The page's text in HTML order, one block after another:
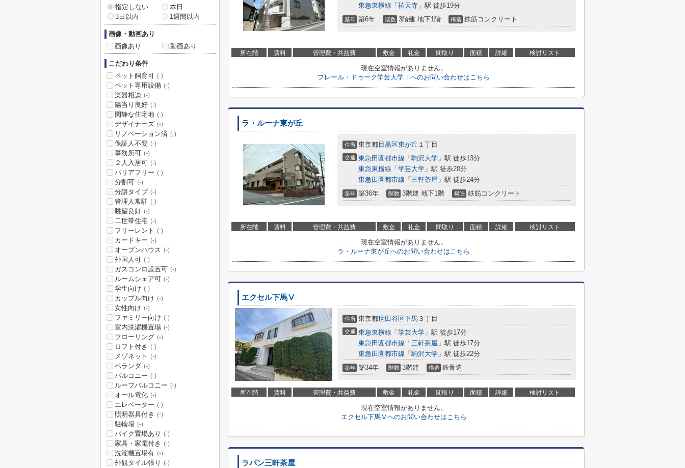
東急東横線 「 祐天寺 」駅 徒歩19分
築年 築6年 階数 3階建 地下1階 構造 鉄筋コンクリート
所在階 賃料 管理費・共益費 敷金 礼金 間取り 面積 詳細 検討リスト
現在空室情報がありません。
プレール・ドゥーク学芸大学Ⅱへのお問い合わせはこちら
ラ・ルーナ東が丘
住所 東京都目黒区東が丘 １丁目
交通 東急田園都市線 「駒沢大学 」駅 徒歩13分
東急東横線 「 学芸大学 」駅 徒歩20分
東急田園都市線 「 三軒茶屋 」駅 徒歩24分
築年 築36年 階数 3階建 地下1階 構造 鉄筋コンクリート
所在階 賃料 管理費・共益費 敷金 礼金 間取り 面積 詳細 検討リスト
現在空室情報がありません。
ラ・ルーナ東が丘へのお問い合わせはこちら
エクセル下馬Ⅴ
住所 東京都世田谷区下馬 ３丁目
交通 東急東横線 「 学芸大学 」駅 徒歩17分
東急田園都市線 「 三軒茶屋 」駅 徒歩17分
東急田園都市線 「駒沢大学 」駅 徒歩22分
築年 築34年 階数 3階建 構造 鉄骨造
所在階 賃料 管理費・共益費 敷金 礼金 間取り 面積 詳細 検討リスト
現在空室情報がありません。
エクセル下馬Ⅴへのお問い合わせはこちら
ラパン三軒茶屋
指定しない
本日
3日以内
1週間以内
画像・動画あり
画像あり
動画あり
こだわり条件
ペット飼育可 (-)
ペット専用設備 (-)
楽器相談 (-)
陽当り良好 (-)
閑静な住宅地 (-)
デザイナーズ (-)
リノベーション済 (-)
保証人不要 (-)
事務所可 (-)
２人入居可 (-)
バリアフリー (-)
分割可 (-)
分譲タイプ (-)
管理人常駐 (-)
眺望良好 (-)
二世帯住宅 (-)
フリーレント (-)
カードキー (-)
オープンハウス (-)
外国人可 (-)
ガスコンロ設置可 (-)
ルームシェア可 (-)
学生向け (-)
カップル向け (-)
女性向け (-)
ファミリー向け (-)
室内洗濯機置場 (-)
フローリング (-)
ロフト付き (-)
メゾネット (-)
ベランダ (-)
バルコニー (-)
ルーフバルコニー (-)
オール電化 (-)
エレベーター (-)
照明器具付き (-)
駐輪場 (-)
バイク置場あり (-)
家具・家電付き (-)
洗濯機置場有 (-)
外観タイル張り (-)